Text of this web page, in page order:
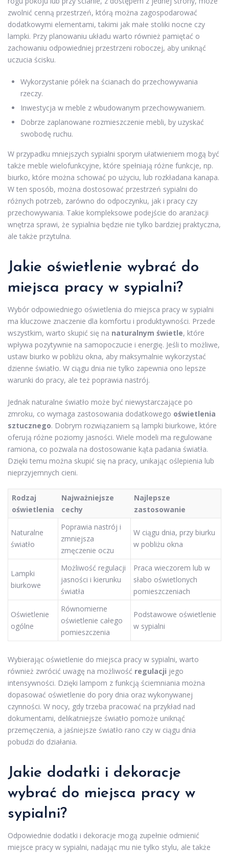
zwolnić cenną przestrzeń, którą można zagospodarować
dodatkowymi elementami, takimi jak małe stoliki nocne czy
lampki. Przy planowaniu układu warto również pamiętać o
zachowaniu odpowiedniej przestrzeni roboczej, aby uniknąć
uczucia ścisku.
Wykorzystanie półek na ścianach do przechowywania
rzeczy.
Inwestycja w meble z wbudowanym przechowywaniem.
Dobrze zaplanowane rozmieszczenie mebli, by uzyskać
swobodę ruchu.
W przypadku mniejszych sypialni sporym ułatwieniem mogą być
także meble wielofunkcyjne, które spełniają różne funkcje, np.
biurko, które można schować po użyciu, lub rozkładana kanapa.
W ten sposób, można dostosować przestrzeń sypialni do
różnych potrzeb, zarówno do odpoczynku, jak i pracy czy
przechowywania. Takie kompleksowe podejście do aranżacji
wnętrza sprawi, że sypialnia będzie nie tylko bardziej praktyczna,
ale także przytulna.
Jakie oświetlenie wybrać do
miejsca pracy w sypialni?
Wybór odpowiedniego oświetlenia do miejsca pracy w sypialni
ma kluczowe znaczenie dla komfortu i produktywności. Przede
wszystkim, warto skupić się na naturalnym świetle, które
wpływa pozytywnie na samopoczucie i energię. Jeśli to możliwe,
ustaw biurko w pobliżu okna, aby maksymalnie wykorzystać
dzienne światło. W ciągu dnia nie tylko zapewnia ono lepsze
warunki do pracy, ale też poprawia nastrój.
Jednak naturalne światło może być niewystarczające po
zmroku, co wymaga zastosowania dodatkowego oświetlenia
sztucznego. Dobrym rozwiązaniem są lampki biurkowe, które
oferują różne poziomy jasności. Wiele modeli ma regulowane
ramiona, co pozwala na dostosowanie kąta padania światła.
Dzięki temu można skupić się na pracy, unikając oślepienia lub
nieprzyjemnych cieni.
Rodzaj
oświetlenia
Najważniejsze
cechy
Najlepsze
zastosowanie
Naturalne
światło
Poprawia nastrój i
zmniejsza
zmęczenie oczu
W ciągu dnia, przy biurku
w pobliżu okna
Lampki
biurkowe
Możliwość regulacji
jasności i kierunku
światła
Praca wieczorem lub w
słabo oświetlonych
pomieszczeniach
Oświetlenie
ogólne
Równomierne
oświetlenie całego
pomieszczenia
Podstawowe oświetlenie
w sypialni
Wybierając oświetlenie do miejsca pracy w sypialni, warto
również zwrócić uwagę na możliwość regulacji jego
intensywności. Dzięki lampom z funkcją ściemniania można
dopasować oświetlenie do pory dnia oraz wykonywanej
czynności. W nocy, gdy trzeba pracować na przykład nad
dokumentami, delikatniejsze światło pomoże uniknąć
przemęczenia, a jaśniejsze światło rano czy w ciągu dnia
pobudzi do działania.
Jakie dodatki i dekoracje
wybrać do miejsca pracy w
sypialni?
Odpowiednie dodatki i dekoracje mogą zupełnie odmienić
miejsce pracy w sypialni, nadając mu nie tylko stylu, ale także